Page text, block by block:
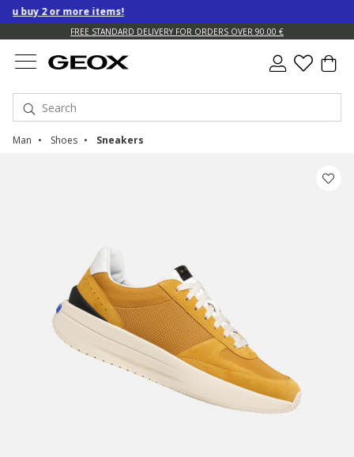
buy 2 or more items!
FREE STANDARD DELIVERY FOR ORDERS OVER 90.00 €
Man Shoes Sneakers